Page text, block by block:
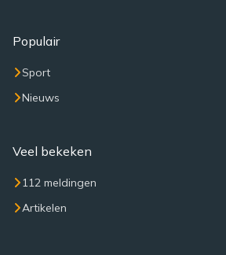
Populair
Sport
Nieuws
Veel bekeken
112 meldingen
Artikelen